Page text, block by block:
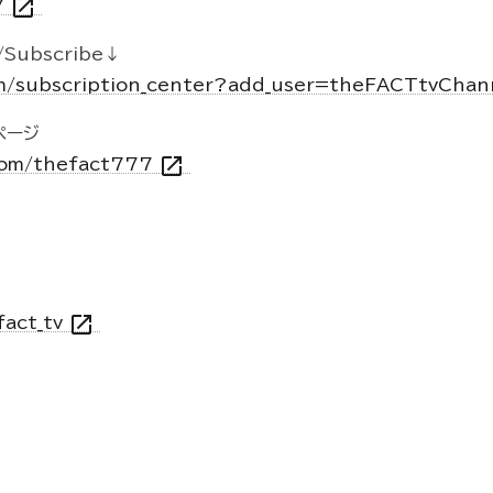
open_in_new
/Subscribe↓
ジ
thefact777 open_in_new
open_in_new